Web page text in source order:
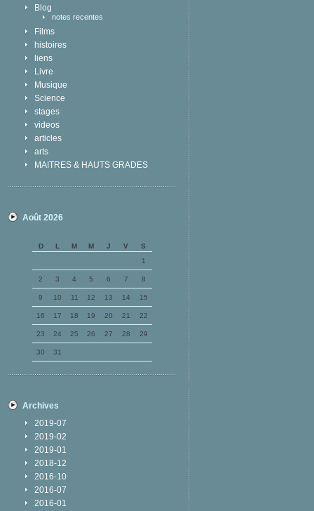
Blog
notes recentes
Films
histoires
liens
Livre
Musique
Science
stages
videos
articles
arts
MAITRES & HAUTS GRADES
Août 2026
D L M M J V
S
1
2 3 4 5 6 7 8
9 10 11 12 13 14 15
16 17 18 19 20 21 22
23 24 25 26 27 28 29
30 31
Archives
2019-07
2019-02
2019-01
2018-12
2016-10
2016-07
2016-01